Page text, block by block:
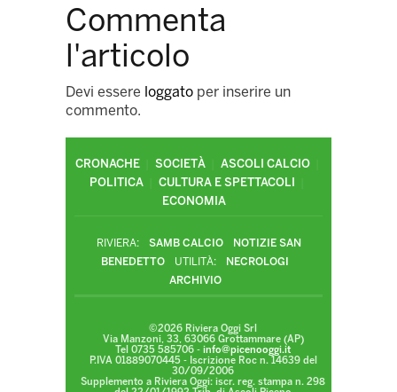
Commenta
l'articolo
Devi essere loggato per inserire un
commento.
CRONACHE SOCIETÀ
ASCOLI CALCIO
POLITICA
CULTURA E SPETTACOLI
ECONOMIA
RIVIERA: SAMB CALCIO
NOTIZIE SAN
BENEDETTO
UTILITÀ:
NECROLOGI
ARCHIVIO
©2026 Riviera Oggi Srl
Via Manzoni, 33, 63066 Grottammare (AP)
Tel 0735 585706 - info@picenooggi.it
P.IVA 01889070445 - Iscrizione Roc n. 14639 del
30/09/2006
Supplemento a Riviera Oggi: iscr. reg. stampa n. 298